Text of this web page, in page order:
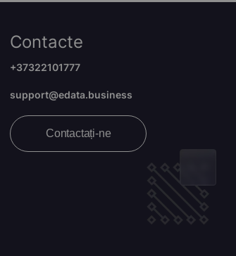
Contacte
+37322101777
support@edata.business
Contactați-ne